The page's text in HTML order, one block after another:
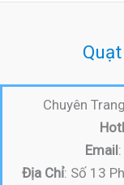
Chuyên
Email:
Địa Chỉ: Số 13